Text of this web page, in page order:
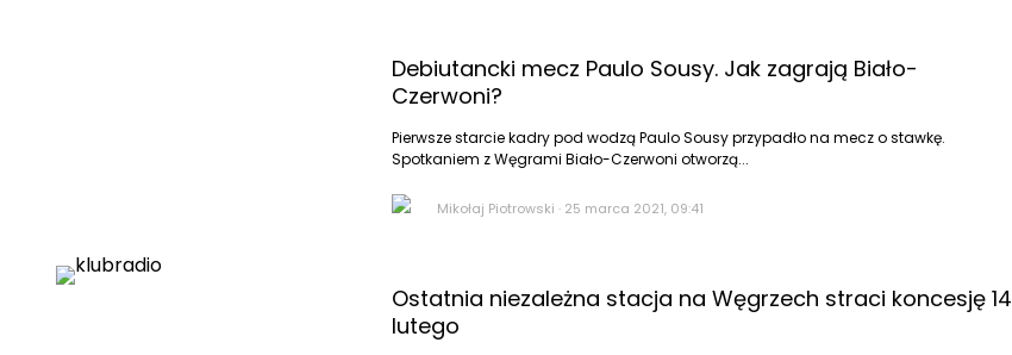
Debiutancki mecz Paulo Sousy. Jak zagrają Biało-
Czerwoni?
Pierwsze starcie kadry pod wodzą Paulo Sousy przypadło na mecz o stawkę.
Spotkaniem z Węgrami Biało-Czerwoni otworzą...
Mikołaj Piotrowski · 25 marca 2021, 09:41
Ostatnia niezależna stacja na Węgrzech straci koncesję 14
lutego